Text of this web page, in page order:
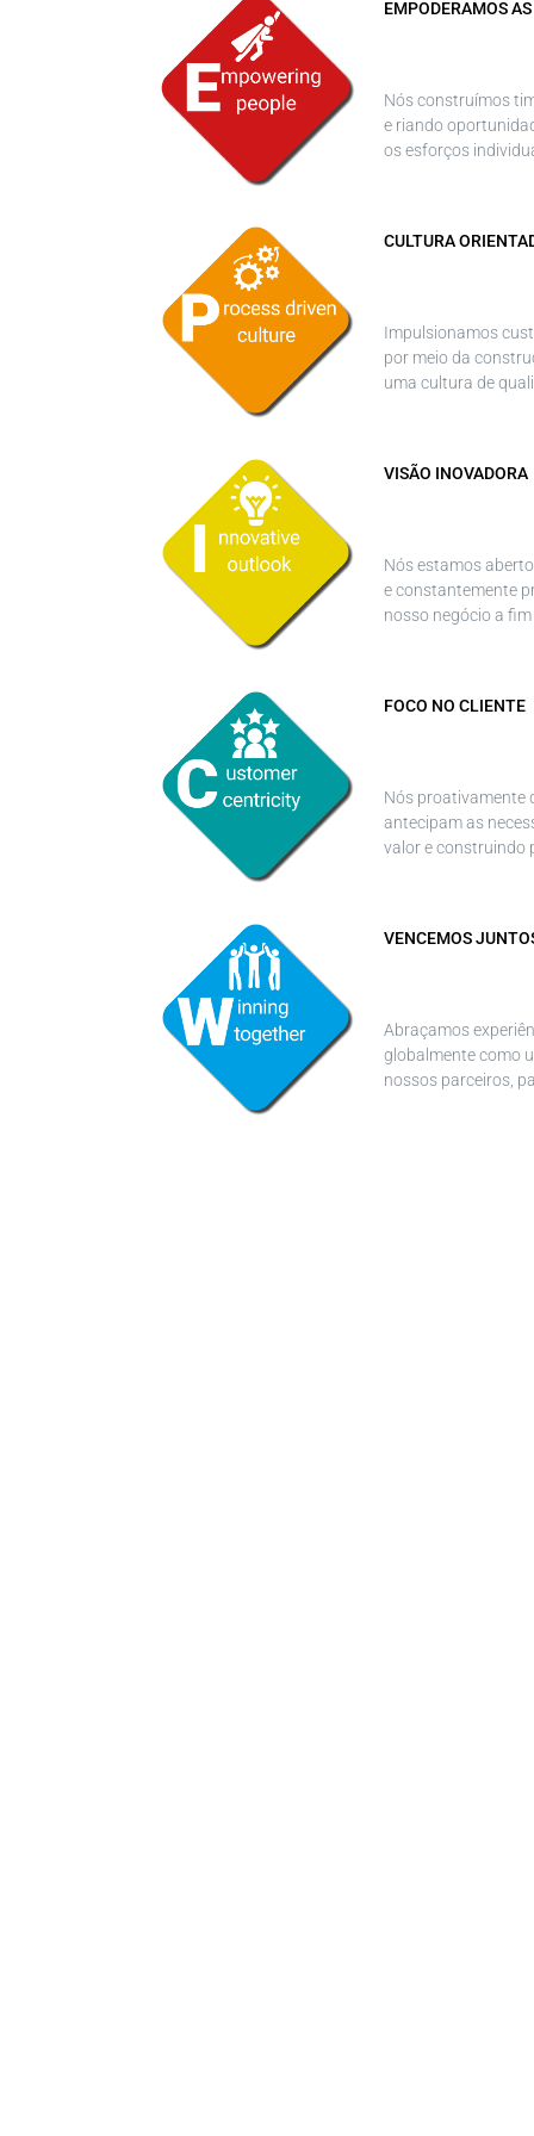
EMPODERAMOS
Nós construímos
e riando
os esforços
CULTURA
Impulsionamos
por meio da
uma cultura de
VISÃO INOVADORA
Nós estamos
e constantemente
nosso negócio a
FOCO NO CLIENTE
Nós proativamente
antecipam as
valor e construindo
VENCEMOS
Abraçamos
globalmente como
nossos parceiros,